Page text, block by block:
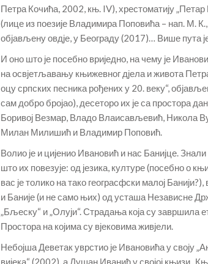
Петра Кочића, 2002, књ. IV), хрестоматију
(лице из поезије Владимира Поповића – нап. М.
објављену овдје, у Београду (2017)… Више пута
И оно што је посебно вриједно, на чему је
на освјетљавању књижевног дјела и живота
оцу српских песника рођених у 20. веку“,
сам добро бројао), десеторо их је са простора
Боривој Везмар, Владо Влаисављевић, Никола
Милан Милишић и Владимир Поповић.
Волио је и цијенио Ивановић и нас Банијце.
што их повезује: од језика, културе (посебно о
вас је толико на тако геограсфски малој
и Баније (и не само њих) од усташа Независне
„Бљеску“ и „Олуји“. Страдања која су
Простора на којима су вјековима живјели.
Небојша Деветак уврстио је Ивановића у своју
вијека“ (2002), а Душан Иванић у својој књизи